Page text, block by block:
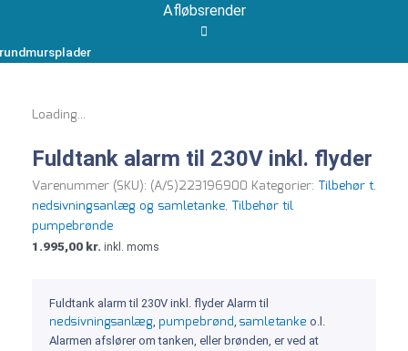
Afløbsrender
Loading...
Fuldtank alarm til 230V inkl. flyder
Varenummer (SKU): (A/S)223196900 Kategorier: Tilbehør t.
nedsivningsanlæg og samletanke, Tilbehør til
pumpebrønde
1.995,00 kr. inkl. moms
Fuldtank alarm til 230V inkl. flyder Alarm til
nedsivningsanlæg, pumpebrønd, samletanke o.l.
Alarmen afslører om tanken, eller brønden, er ved at